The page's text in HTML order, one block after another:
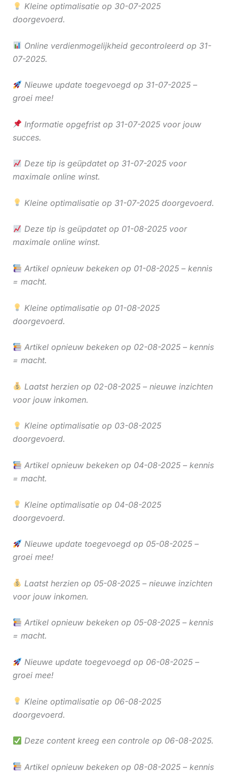
Kleine optimalisatie op 30-07-2025
doorgevoerd.
Online verdienmogelijkheid gecontroleerd op 31-
07-2025.
Nieuwe update toegevoegd op 31-07-2025 –
groei mee!
Informatie opgefrist op 31-07-2025 voor jouw
succes.
Deze tip is geüpdatet op 31-07-2025 voor
maximale online winst.
Kleine optimalisatie op 31-07-2025 doorgevoerd.
Deze tip is geüpdatet op 01-08-2025 voor
maximale online winst.
Artikel opnieuw bekeken op 01-08-2025 – kennis
= macht.
Kleine optimalisatie op 01-08-2025
doorgevoerd.
Artikel opnieuw bekeken op 02-08-2025 – kennis
= macht.
Laatst herzien op 02-08-2025 – nieuwe inzichten
voor jouw inkomen.
Kleine optimalisatie op 03-08-2025
doorgevoerd.
Artikel opnieuw bekeken op 04-08-2025 – kennis
= macht.
Kleine optimalisatie op 04-08-2025
doorgevoerd.
Nieuwe update toegevoegd op 05-08-2025 –
groei mee!
Laatst herzien op 05-08-2025 – nieuwe inzichten
voor jouw inkomen.
Artikel opnieuw bekeken op 05-08-2025 – kennis
= macht.
Nieuwe update toegevoegd op 06-08-2025 –
groei mee!
Kleine optimalisatie op 06-08-2025
doorgevoerd.
Deze content kreeg een controle op 06-08-2025.
Artikel opnieuw bekeken op 08-08-2025 – kennis